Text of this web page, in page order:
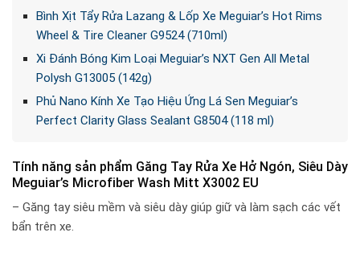
Bình Xịt Tẩy Rửa Lazang & Lốp Xe Meguiar’s Hot Rims
Wheel & Tire Cleaner G9524 (710ml)
Xi Đánh Bóng Kim Loại Meguiar’s NXT Gen All Metal
Polysh G13005 (142g)
Phủ Nano Kính Xe Tạo Hiệu Ứng Lá Sen Meguiar’s
Perfect Clarity Glass Sealant G8504 (118 ml)
Tính năng sản phẩm Găng Tay Rửa Xe Hở Ngón, Siêu Dày
Meguiar’s Microfiber Wash Mitt X3002 EU
– Găng tay siêu mềm và siêu dày giúp giữ và làm sạch các vết
bẩn trên xe.